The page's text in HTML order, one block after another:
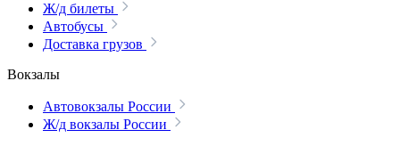
Ж/д билеты
Автобусы
Доставка грузов
Вокзалы
Автовокзалы России
Ж/д вокзалы России